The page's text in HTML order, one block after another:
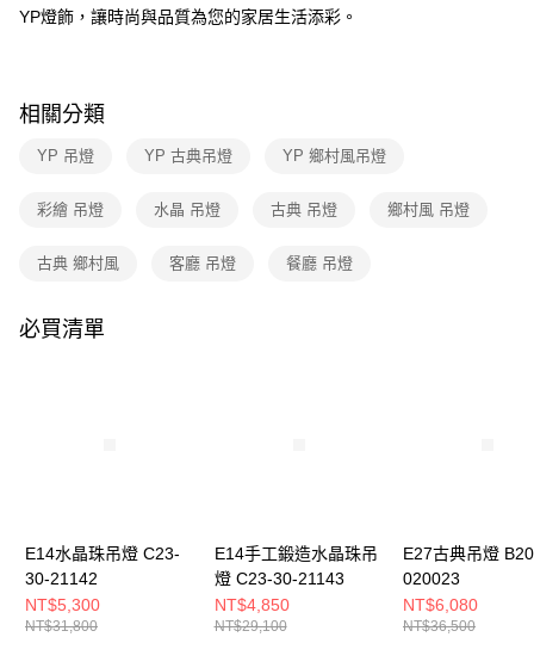
２．便利：只要手機號碼，簡訊認證，即可結帳。
結帳頁面，進行簡訊認證並確認金額後，即可完成結帳。
３．收到繳費通知簡訊後14天內，點擊此簡訊中的連結，可透過四大超商／
※ 請注意：結帳手續完成當下不需立刻繳費，但若您需要取消訂單，請聯絡
※ 交易是否成功請以「AFTEE先享後付 」之結帳頁面顯示為準，若有關於
４．使用「AFTEE先享後付」時，將依據個別帳號之用戶狀況，依本公司即
時審查核予不同之上限額度；若仍有額度不足之情形，本公司將視審查結果
５．嚴禁一人註冊多個帳號或使用他人資訊註冊。若發現惡意使用之情形，
恩沛科技股份有限公司將有權停止該用戶之使用額度並採取法律行動。
YP燈飾，讓時尚與品質為您的家居生活添彩。
相關分類
YP 吊燈 YP 古典吊燈 YP 鄉村風吊燈
彩繪 吊燈 水晶 吊燈 古典 吊燈 鄉村風 吊燈
古典 鄉村風 客廳 吊燈 餐廳 吊燈
必買清單
E14水晶珠吊燈 C23-
30-21142
NT$5,300
NT$31,800
E14手工鍛造水晶珠吊
燈 C23-30-21143
NT$4,850
NT$29,100
E27古典吊燈
020023
NT$6,080
NT$36,500